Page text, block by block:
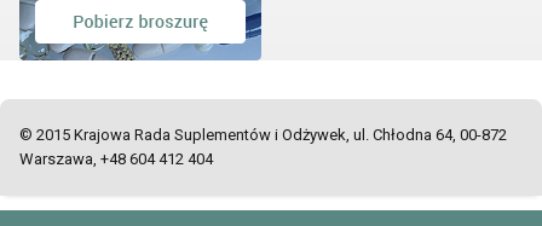
© 2015 Krajowa Rada Suplementów i Odżywek, ul. Chłodna 64, 00-872
Warszawa, +48 604 412 404